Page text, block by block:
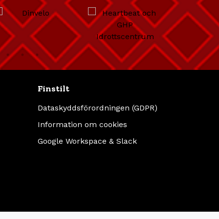
Finstilt
Dataskyddsförordningen (GDPR)
Information om cookies
Google Workspace & Slack